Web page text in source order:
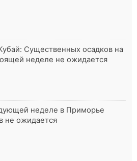
Существенных осадков на
неделе не ожидается
неделе в Приморье
не ожидается